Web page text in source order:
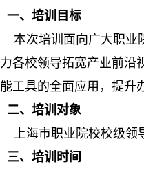
一、培训目标
本次培训面向广大职业
力各校领导拓宽产业前沿
能工具的全面应用，提升
二、培训对象
上海市职业院校校级领
三、培训时间